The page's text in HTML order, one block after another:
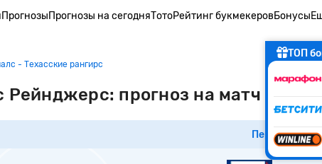
ПрогнозыПрогнозы на сегодняТотоРейтинг букмекеровБонусы
ТОП
прогноз на матч MLB
- Техасские рaнгиpc
Перейти к